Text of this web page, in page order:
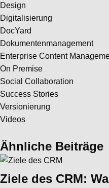
Design
Digitalisierung
DocYard
Dokumentenmanagement
Enterprise Content
On Premise
Social Collaboration
Success Stories
Versionierung
Videos
Ähnliche Beiträge
Ziele des CRM: